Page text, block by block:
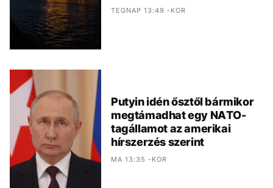
TEGNAP 13:49 -KOR
Putyin idén ősztől bármikor
megtámadhat egy NATO-
tagállamot az amerikai
hírszerzés szerint
MA 13:35 -KOR